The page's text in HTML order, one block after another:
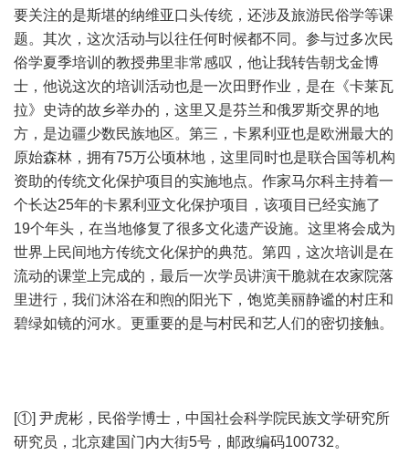
要关注的是斯堪的纳维亚口头传统，还涉及旅游民俗学等课
题。其次，这次活动与以往任何时候都不同。参与过多次民
俗学夏季培训的教授弗里非常感叹，他让我转告朝戈金博
士，他说这次的培训活动也是一次田野作业，是在《卡莱瓦
拉》史诗的故乡举办的，这里又是芬兰和俄罗斯交界的地
方，是边疆少数民族地区。第三，卡累利亚也是欧洲最大的
原始森林，拥有75万公顷林地，这里同时也是联合国等机构
资助的传统文化保护项目的实施地点。作家马尔科主持着一
个长达25年的卡累利亚文化保护项目，该项目已经实施了
19个年头，在当地修复了很多文化遗产设施。这里将会成为
世界上民间地方传统文化保护的典范。第四，这次培训是在
流动的课堂上完成的，最后一次学员讲演干脆就在农家院落
里进行，我们沐浴在和煦的阳光下，饱览美丽静谧的村庄和
碧绿如镜的河水。更重要的是与村民和艺人们的密切接触。
[①] 尹虎彬，民俗学博士，中国社会科学院民族文学研究所
研究员，北京建国门内大街5号，邮政编码100732。